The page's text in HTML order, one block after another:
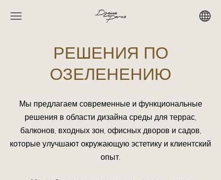
РЕШЕНИЯ ПО
ОЗЕЛЕНЕНИЮ
Мы предлагаем современные и функциональные
решения в области дизайна среды для террас,
балконов, входных зон, офисных дворов и садов,
которые улучшают окружающую эстетику и клиентский
опыт.